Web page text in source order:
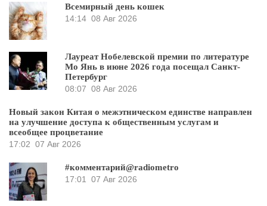
Всемирный день кошек
14:14 08 Авг 2026
Лауреат Нобелевской премии по литературе
Мо Янь в июне 2026 года посещал Санкт-
Петербург
08:07 08 Авг 2026
Новый закон Китая о межэтническом единстве направлен
на улучшение доступа к общественным услугам и
всеобщее процветание
17:02 07 Авг 2026
#комментарий@radiometro
17:01
07 Авг 2026